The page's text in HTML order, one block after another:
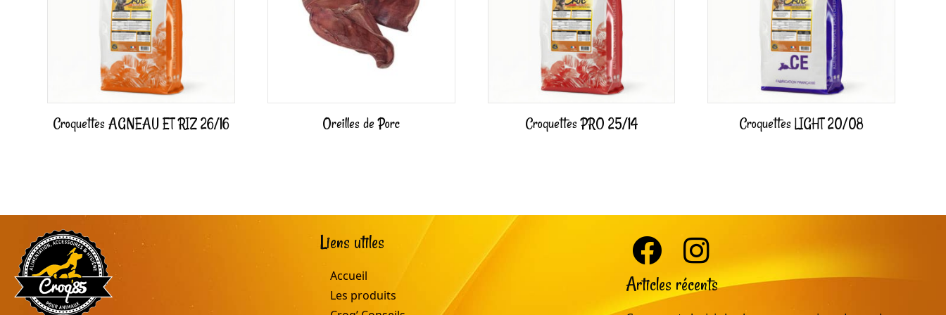
Croquettes AGNEAU ET RIZ 26/16 Oreilles de Porc Croquettes PRO 25/14 Croquettes LIGHT 20/08
Liens utiles
Accueil
Les produits
Articles récents